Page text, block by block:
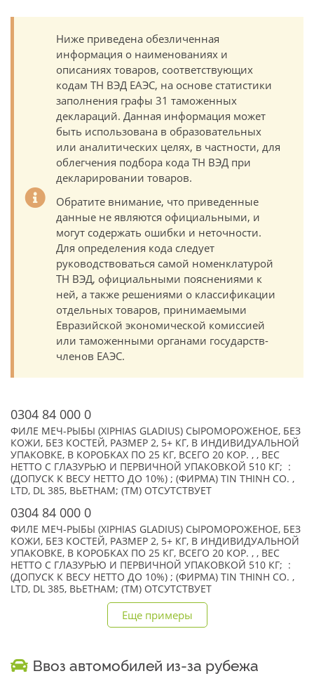
Ниже приведена обезличенная
информация о наименованиях и
описаниях товаров, соответствующих
кодам ТН ВЭД ЕАЭС, на основе статистики
заполнения графы 31 таможенных
деклараций. Данная информация может
быть использована в образовательных
или аналитических целях, в частности, для
облегчения подбора кода ТН ВЭД при
декларировании товаров.
Обратите внимание, что приведенные
данные не являются официальными, и
могут содержать ошибки и неточности.
Для определения кода следует
руководствоваться самой номенклатурой
ТН ВЭД, официальными пояснениями к
ней, а также решениями о классификации
отдельных товаров, принимаемыми
Евразийской экономической комиссией
или таможенными органами государств-
членов ЕАЭС.
0304 84 000 0
ФИЛЕ МЕЧ-РЫБЫ (XIPHIAS GLADIUS) СЫРОМОРОЖЕHОЕ, БЕЗ
КОЖИ, БЕЗ КОСТЕЙ, РАЗМЕР 2, 5+ КГ, В ИНДИВИДУАЛЬНОЙ
УПАКОВКЕ, В КОРОБКАХ ПО 25 КГ, ВСЕГО 20 КОР. , , ВЕС
НЕТТО С ГЛАЗУРЬЮ И ПЕРВИЧНОЙ УПАКОВКОЙ 510 КГ; :
(ДОПУСК К ВЕСУ НЕТТО ДО 10%) ; (ФИРМА) TIN THINH CO. ,
LTD, DL 385, ВЬЕТНАМ; (TM) ОТСУТСТВУЕТ
0304 84 000 0
ФИЛЕ МЕЧ-РЫБЫ (XIPHIAS GLADIUS) СЫРОМОРОЖЕНОЕ, БЕЗ
КОЖИ, БЕЗ КОСТЕЙ, РАЗМЕР 2, 5+ КГ, В ИНДИВИДУАЛЬНОЙ
УПАКОВКЕ, В КОРОБКАХ ПО 25 КГ, ВСЕГО 20 КОР. , , ВЕС
НЕТТО С ГЛАЗУРЬЮ И ПЕРВИЧНОЙ УПАКОВКОЙ 510 КГ; :
(ДОПУСК К ВЕСУ НЕТТО ДО 10%) ; (ФИРМА) TIN THINH CO. ,
LTD, DL 385, ВЬЕТНАМ; (TM) ОТСУТСТВУЕТ
Еще примеры
Ввоз автомобилей из-за рубежа